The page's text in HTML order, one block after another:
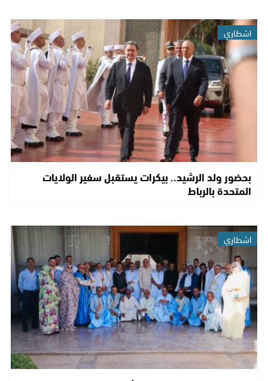
اشطاري
بحضور ولد الرشيد.. بيكرات يستقبل سفير الولايات
المتحدة بالرباط
اشطاري